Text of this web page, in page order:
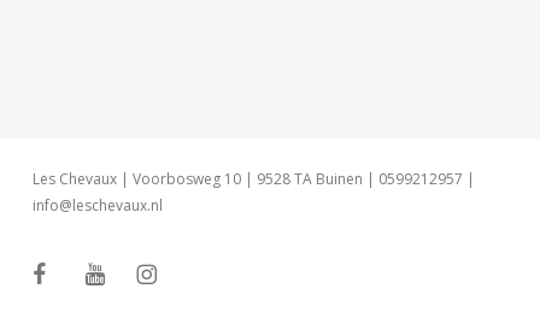
Les Chevaux | Voorbosweg 10 | 9528 TA Buinen | 0599212957 |
info@leschevaux.nl